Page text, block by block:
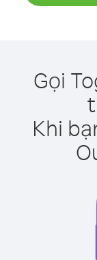
Gọi
Khi